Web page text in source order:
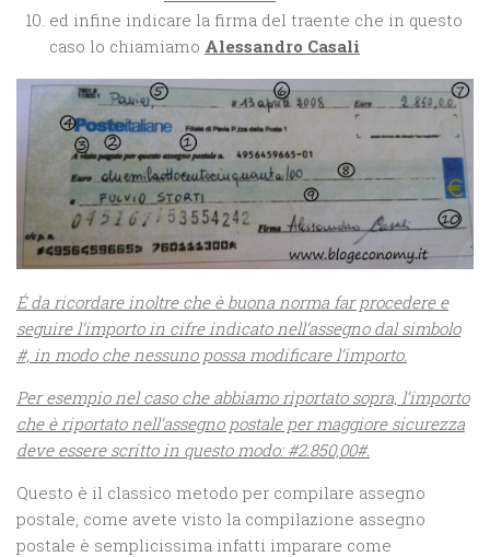
ed infine indicare la firma del traente che in questo
caso lo chiamiamo Alessandro Casali
É da ricordare inoltre che è buona norma far procedere e
seguire l’importo in cifre indicato nell’assegno dal simbolo
#, in modo che nessuno possa modificare l’importo.
Per esempio nel caso che abbiamo riportato sopra, l’importo
che è riportato nell’assegno postale per maggiore sicurezza
deve essere scritto in questo modo: #2.850,00#.
Questo è il classico metodo per compilare assegno
postale, come avete visto la compilazione assegno
postale è semplicissima infatti imparare come